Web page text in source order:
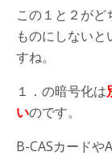
この１と２が
ものにしない
すね。
１．の暗号化は
いのです。
B-CASカードや